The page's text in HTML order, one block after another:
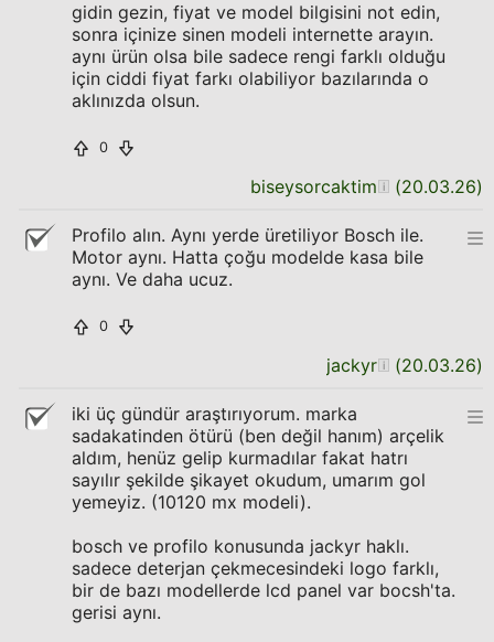
gidin gezin, fiyat ve model bilgisini not edin,
sonra içinize sinen modeli internette arayın.
aynı ürün olsa bile sadece rengi farklı olduğu
için ciddi fiyat farkı olabiliyor bazılarında o
aklınızda olsun.
0
biseysorcaktim (20.03.26)
Profilo alın. Aynı yerde üretiliyor Bosch ile.
Motor aynı. Hatta çoğu modelde kasa bile
aynı. Ve daha ucuz.
0
jackyr (20.03.26)
iki üç gündür araştırıyorum. marka
sadakatinden ötürü (ben değil hanım) arçelik
aldım, henüz gelip kurmadılar fakat hatrı
sayılır şekilde şikayet okudum, umarım gol
yemeyiz. (10120 mx modeli).
bosch ve profilo konusunda jackyr haklı.
sadece deterjan çekmecesindeki logo farklı,
bir de bazı modellerde lcd panel var bocsh'ta.
gerisi aynı.